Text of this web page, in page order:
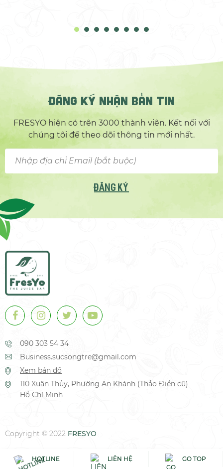
ĐĂNG KÝ NHẬN BẢN TIN
FRESYO hiện có trên 3000 thành viên. Kết nối với
chúng tôi để theo dõi thông tin mới nhất.
ĐĂNG KÝ
090 303 54 34
Business.sucsongtre@gmail.com
Xem bản đồ
110 Xuân Thủy, Phường An Khánh (Thảo Điền cũ)
Hồ Chí Minh
Copyright © 2022 FRESYO
HOTLINE LIÊN HỆ GO TOP